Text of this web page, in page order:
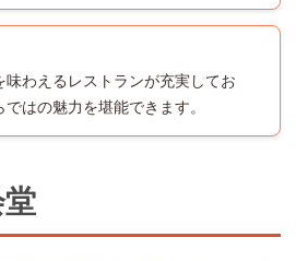
わえるレストランが充実してお
はの魅力を堪能できます。